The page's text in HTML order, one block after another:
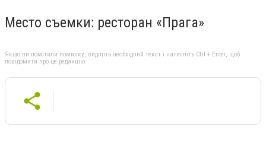
Место съемки: ресторан «Прага»
Якщо ви помітили помилку, виділіть необхідний текст і натисніть Ctrl + Enter, щоб
повідомити про це редакцію